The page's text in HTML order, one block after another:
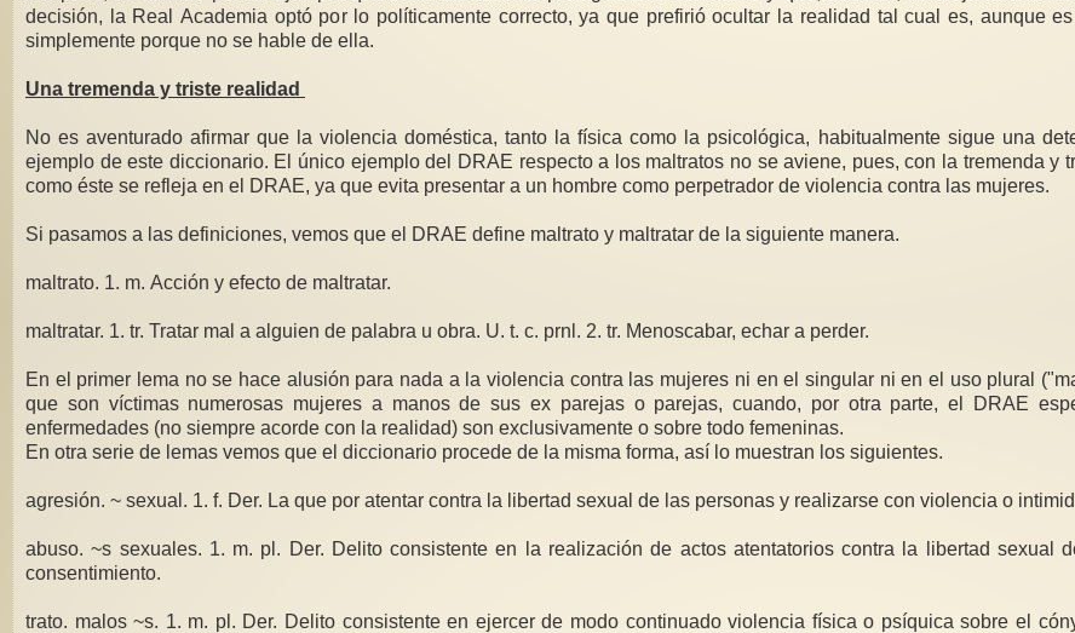
decisión, la Real Academia optó por lo políticamente correcto, ya que prefirió ocultar la realidad tal cual es, aunque
simplemente porque no se hable de ella.
Una tremenda y triste realidad
No es aventurado afirmar que la violencia doméstica, tanto la física como la psicológica, habitualmente sigue una
ejemplo de este diccionario. El único ejemplo del DRAE respecto a los maltratos no se aviene, pues, con la tremenda y
como éste se refleja en el DRAE, ya que evita presentar a un hombre como perpetrador de violencia contra las mujeres.
Si pasamos a las definiciones, vemos que el DRAE define maltrato y maltratar de la siguiente manera.
maltrato. 1. m. Acción y efecto de maltratar.
maltratar. 1. tr. Tratar mal a alguien de palabra u obra. U. t. c. prnl. 2. tr. Menoscabar, echar a perder.
En el primer lema no se hace alusión para nada a la violencia contra las mujeres ni en el singular ni en el uso plural
que son víctimas numerosas mujeres a manos de sus ex parejas o parejas, cuando, por otra parte, el DRAE
enfermedades (no siempre acorde con la realidad) son exclusivamente o sobre todo femeninas.
En otra serie de lemas vemos que el diccionario procede de la misma forma, así lo muestran los siguientes.
agresión. ~ sexual. 1. f. Der. La que por atentar contra la libertad sexual de las personas y realizarse con violencia o
abuso. ~s sexuales. 1. m. pl. Der. Delito consistente en la realización de actos atentatorios contra la libertad
consentimiento.
trato. malos ~s. 1. m. pl. Der. Delito consistente en ejercer de modo continuado violencia física o psíquica sobre el